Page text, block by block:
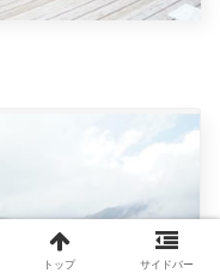
トップ サイドバー